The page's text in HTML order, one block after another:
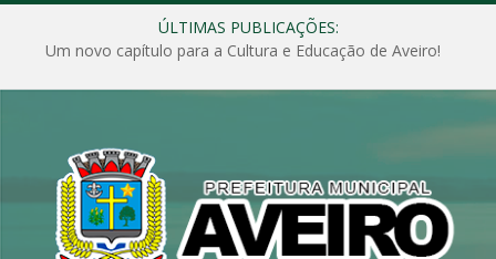
ÚLTIMAS PUBLICAÇÕES:
Um novo capítulo para a Cultura e Educação de Aveiro!